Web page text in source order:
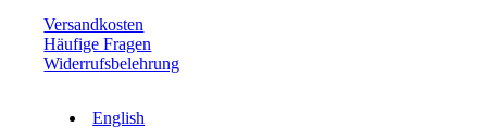
Versandkosten
Häufige Fragen
Widerrufsbelehrung
English